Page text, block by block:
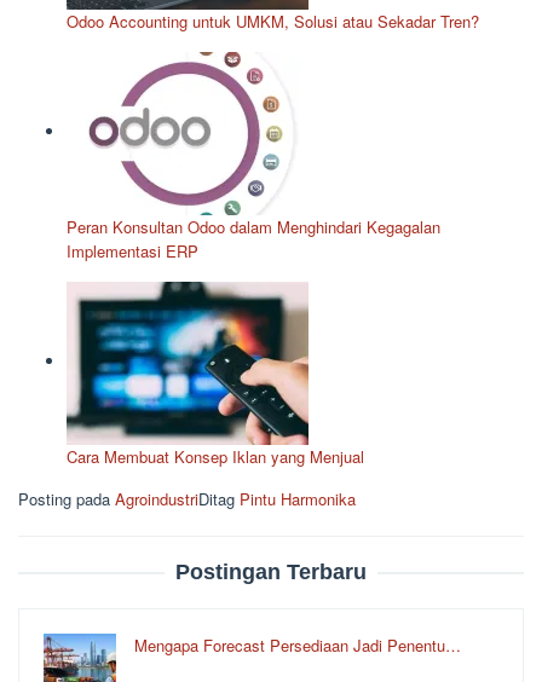
Odoo Accounting untuk UMKM, Solusi atau Sekadar Tren?
Peran Konsultan Odoo dalam Menghindari Kegagalan
Implementasi ERP
Cara Membuat Konsep Iklan yang Menjual
Posting pada AgroindustriDitag Pintu Harmonika
Postingan Terbaru
Mengapa Forecast Persediaan Jadi Penentu…